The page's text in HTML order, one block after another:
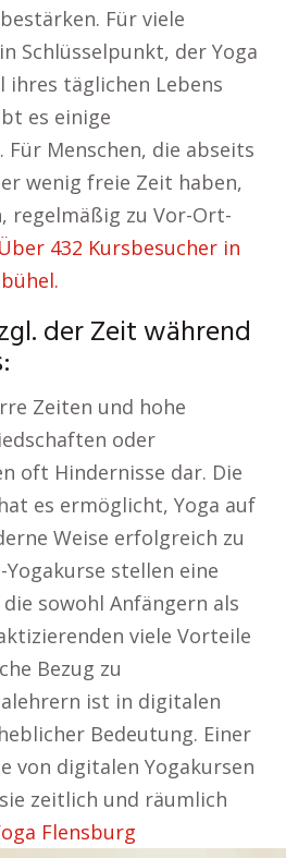
Für viele
Schlüsselpunkt, der Yoga
ihres täglichen Lebens
es einige
Menschen, die abseits
wenig freie Zeit haben,
regelmäßig zu Vor-Ort-
Über 432 Kursbesucher in
der Zeit während
Zeiten und hohe
oder
oft Hindernisse dar. Die
es ermöglicht, Yoga auf
Weise erfolgreich zu
stellen eine
sowohl Anfängern als
viele Vorteile
Bezug zu
ist in digitalen
Bedeutung. Einer
von digitalen Yogakursen
zeitlich und räumlich
Flensburg